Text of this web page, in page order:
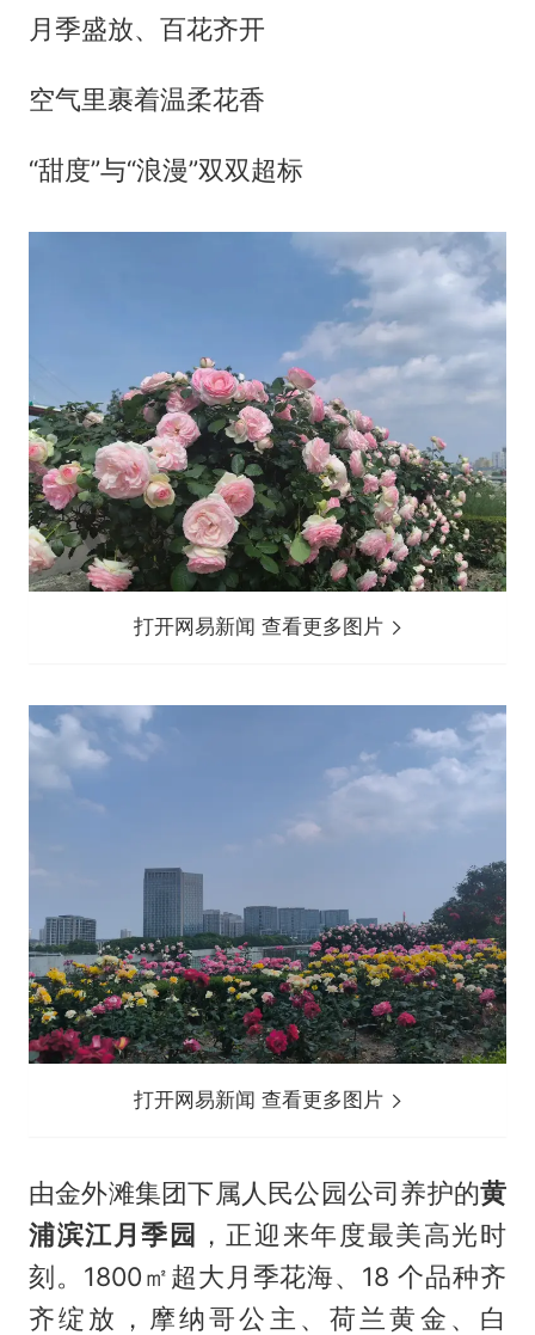
月季盛放、百花齐开
空气里裹着温柔花香
“甜度”与“浪漫”双双超标
打开网易新闻 查看更多图片
打开网易新闻 查看更多图片
由金外滩集团下属人民公园公司养护的黄
浦滨江月季园
，正迎来年度最美高光时
刻。1800㎡超大月季花海、18 个品种齐
齐绽放，摩纳哥公主、荷兰黄金、白